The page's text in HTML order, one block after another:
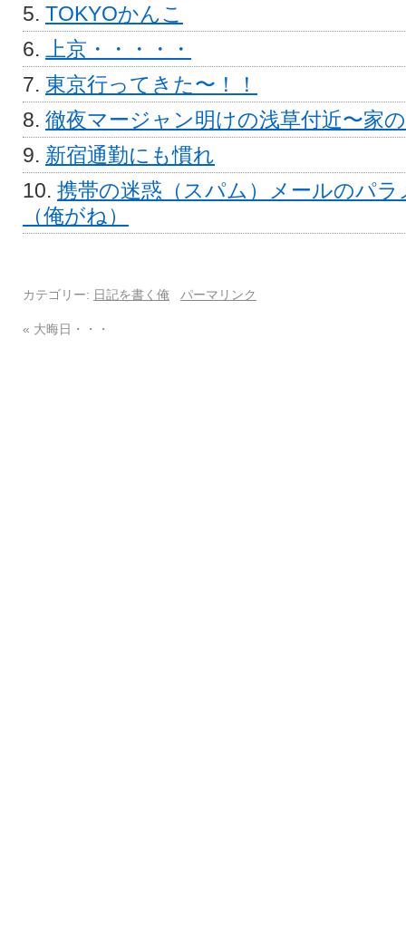
TOKYOかんこ
上京・・・・・
東京行ってきた〜！！
徹夜マージャン明けの浅草付近〜家
新宿通勤にも慣れ
携帯の迷惑（スパム）メールのパ
（俺がね）
カテゴリー: 日記を書く俺 パーマリンク
« 大晦日・・・